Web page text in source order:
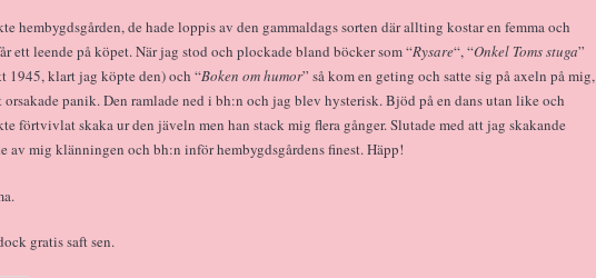
hembygdsgården, de hade loppis av den gammaldags sorten där allting kostar en femma och
ett leende på köpet. När jag stod och plockade bland böcker som “Rysare“, “Onkel Toms stuga”
1945, klart jag köpte den) och “Boken om humor” så kom en geting och satte sig på axeln på mig,
panik. Den ramlade ned i bh:n och jag blev hysterisk. Bjöd på en dans utan like och
förtvivlat skaka ur den jäveln men han stack mig flera gånger. Slutade med att jag skakande
av mig klänningen och bh:n inför hembygdsgårdens finest. Häpp!
gratis saft sen.